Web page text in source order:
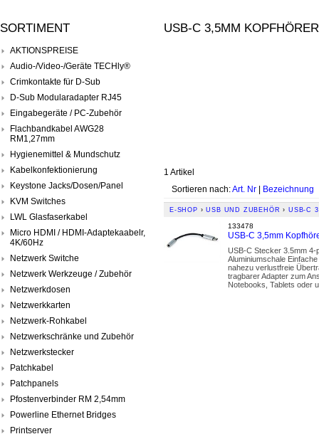
SORTIMENT
AKTIONSPREISE
Audio-/Video-/Geräte TECHly®
Crimkontakte für D-Sub
D-Sub Modularadapter RJ45
Eingabegeräte / PC-Zubehör
Flachbandkabel AWG28
RM1,27mm
Hygienemittel & Mundschutz
Kabelkonfektionierung
Keystone Jacks/Dosen/Panel
KVM Switches
LWL Glasfaserkabel
Micro HDMI / HDMI-Adaptekaabelr,
4K/60Hz
Netzwerk Switche
Netzwerk Werkzeuge / Zubehör
Netzwerkdosen
Netzwerkkarten
Netzwerk-Rohkabel
Netzwerkschränke und Zubehör
Netzwerkstecker
Patchkabel
Patchpanels
Pfostenverbinder RM 2,54mm
Powerline Ethernet Bridges
Printserver
USB-C 3,5MM
1 Artikel
Sortieren nach:Art. Nr | Bezeichnung
E-SHOP › USB UND ZUBEHÖR › USB-C
133478
USB-C 3,5mm
USB-C Stecker 3.5mm 4-
Aluminiumschale
nahezu verlustfreie
tragbarer Adapter zum
Notebooks, Tablets oder